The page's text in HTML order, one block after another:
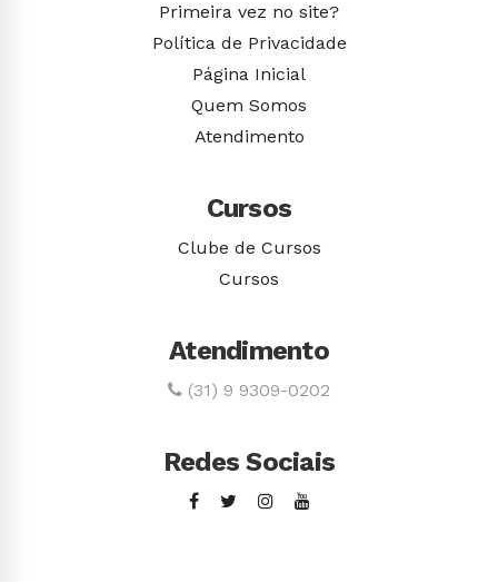
Primeira vez no site?
Política de Privacidade
Página Inicial
Quem Somos
Atendimento
Cursos
Clube de Cursos
Cursos
Atendimento
(31) 9 9309-0202
Redes Sociais